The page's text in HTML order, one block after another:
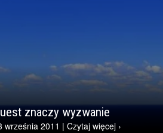
znaczy wyzwanie
września 2011 | Czytaj więcej ›